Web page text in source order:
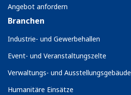
Angebot anfordern
Branchen
Industrie- und Gewerbehallen
Event- und Veranstaltungszelte
Verwaltungs- und Ausstellungsgebäude
Humanitäre Einsätze